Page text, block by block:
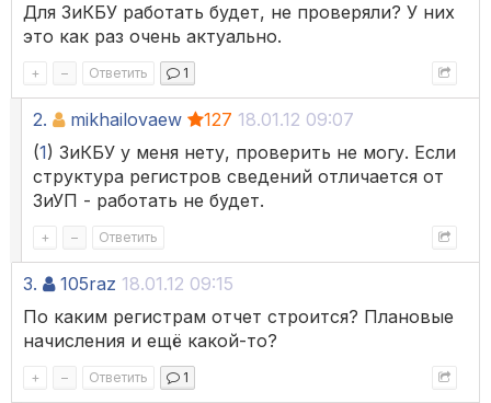
Для ЗиКБУ работать будет, не проверяли? У них
это как раз очень актуально.
+ – Ответить 1
2. mikhailovaew 127 18.01.12 09:07
(1) ЗиКБУ у меня нету, проверить не могу. Если
структура регистров сведений отличается от
ЗиУП - работать не будет.
+ – Ответить
3. 105raz 18.01.12 09:15
По каким регистрам отчет строится? Плановые
начисления и ещё какой-то?
+ – Ответить 1